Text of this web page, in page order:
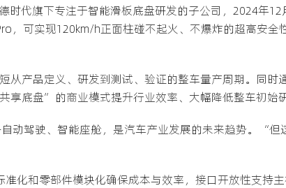
代旗下专注于智能滑板底盘研发的子公司，2024年
可实现120km/h正面柱碰不起火、不爆炸的超高安全
从产品定义、研发到测试、验证的整车量产周期。同时
底盘”的商业模式提升行业效率、大幅降低整车初始研
动驾驶、智能座舱，是汽车产业发展的未来趋势。“但
化和零部件模块化确保成本与效率，接口开放性支持